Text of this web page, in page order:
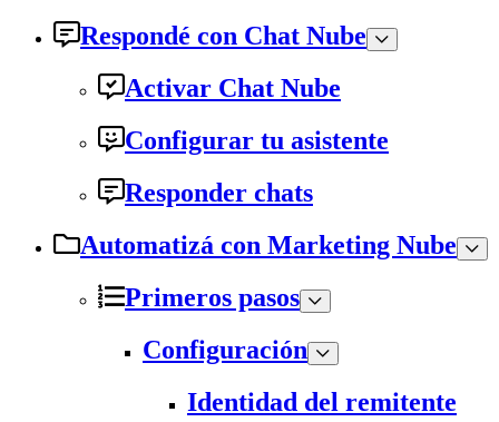
Respondé con Chat Nube
Activar Chat Nube
Configurar tu asistente
Responder chats
Automatizá con Marketing Nube
Primeros pasos
Configuración
Identidad del remitente